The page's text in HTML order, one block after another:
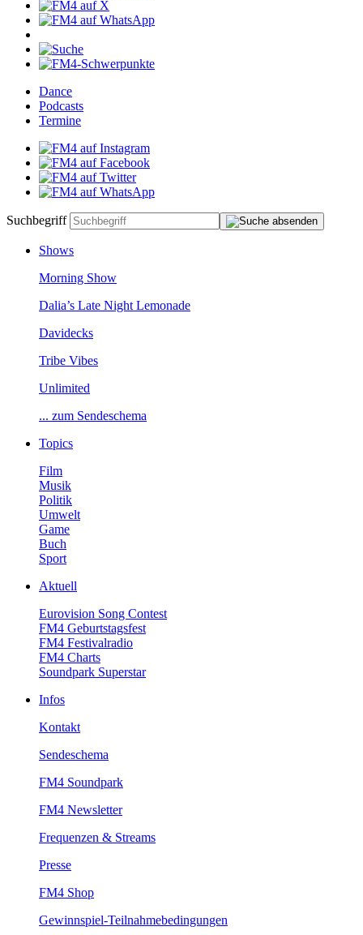
Dance
Podcasts
Termine
Suchbegriff
Shows
MorningShow
Dalia’sLateNightLemonade
Davidecks
TribeVibes
Unlimited
...zumSendeschema
Topics
Film
Musik
Politik
Umwelt
Game
Buch
Sport
Aktuell
EurovisionSongContest
FM4Geburtstagsfest
FM4Festivalradio
FM4Charts
SoundparkSuperstar
Infos
Kontakt
Sendeschema
FM4Soundpark
FM4Newsletter
Frequenzen&Streams
Presse
FM4Shop
Gewinnspiel-Teilnahmebedingungen